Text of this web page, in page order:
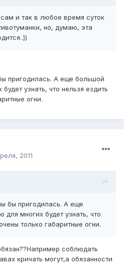
и так в любое время суток
но, думаю, эта
пригодилась. А еще большой
узнать, что нельзя ездить
огни.
2011
бы пригодилась. А еще
многих будет узнать, что
только габаритные огни.
соблюдать
кричать могут,а обязанности